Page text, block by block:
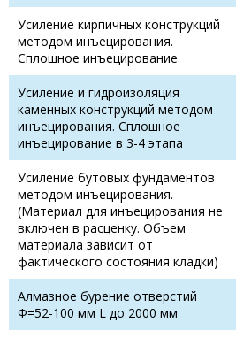
Усиление кирпичных конструкций
методом инъецирования.
Сплошное инъецирование
Усиление и гидроизоляция
каменных конструкций методом
инъецирования. Сплошное
инъецирование в 3-4 этапа
Усиление бутовых фундаментов
методом инъецирования.
(Материал для инъецирования не
включен в расценку. Объем
материала зависит от
фактического состояния кладки)
Алмазное бурение отверстий
Ф=52-100 мм L до 2000 мм